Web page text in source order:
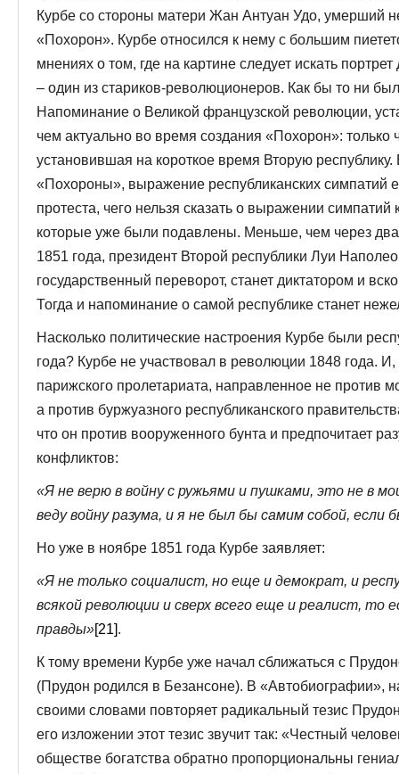
Курбе со стороны матери Жан Антуан Удо, умерший
«Похорон». Курбе относился к нему с большим
мнениях о том, где на картине следует искать
– один из стариков-революционеров. Как бы то ни
Напоминание о Великой французской революции,
чем актуально во время создания «Похорон»:
установившая на короткое время Вторую
«Похороны», выражение республиканских симпатий
протеста, чего нельзя сказать о выражении
которые уже были подавлены. Меньше, чем через два
1851 года, президент Второй республики Луи
государственный переворот, станет диктатором и
Тогда и напоминание о самой республике станет
Насколько политические настроения Курбе были
года? Курбе не участвовал в революции 1848 года. И,
парижского пролетариата, направленное не против
а против буржуазного республиканского
что он против вооруженного бунта и предпочитает
конфликтов:
«Я не верю в войну с ружьями и пушками, это не в
веду войну разума, и я не был бы самим собой, если
Но уже в ноябре 1851 года Курбе заявляет:
«Я не только социалист, но еще и демократ, и
всякой революции и сверх всего еще и реалист, то
правды»[21].
К тому времени Курбе уже начал сближаться с
(Прудон родился в Безансоне). В «Автобиографии»,
своими словами повторяет радикальный тезис
его изложении этот тезис звучит так: «Честный
обществе богатства обратно пропорциональны